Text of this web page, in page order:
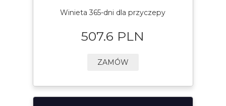
Winieta 365-dni dla przyczepy
507.6 PLN
ZAMÓW